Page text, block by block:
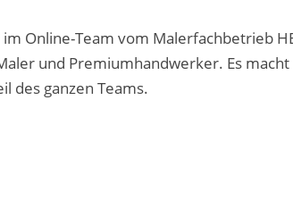
Online-Team vom Malerfachbetrieb
und Premiumhandwerker. Es
des ganzen Teams.